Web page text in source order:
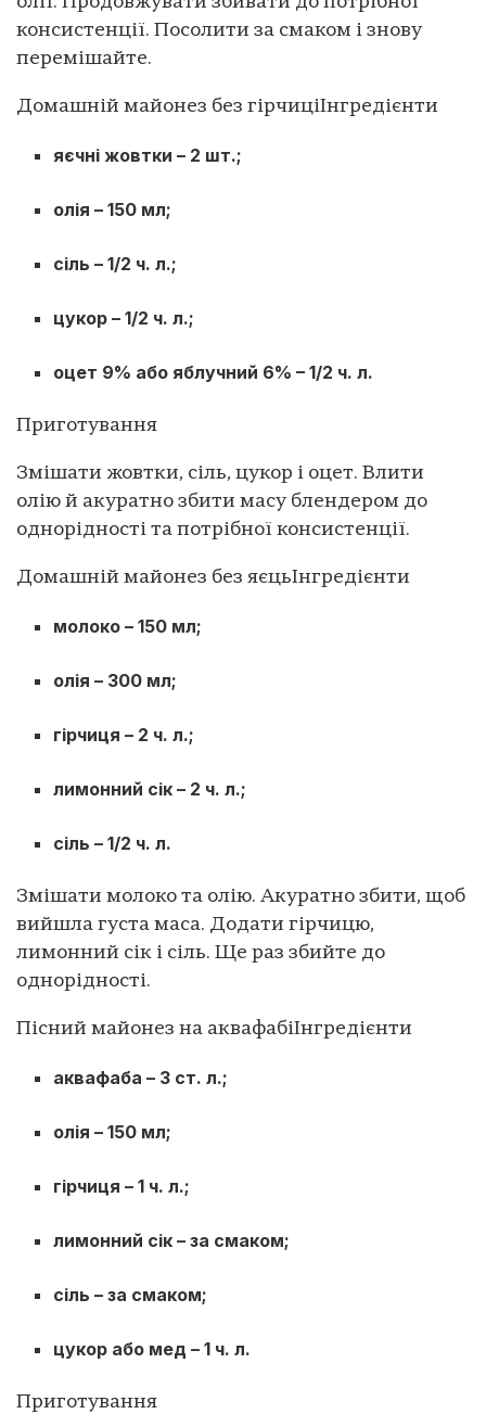
консистенції. Посолити за смаком і знову
перемішайте.
Домашній майонез без гірчиціІнгредієнти
яєчні жовтки – 2 шт.;
олія – 150 мл;
сіль – 1/2 ч. л.;
цукор – 1/2 ч. л.;
оцет 9% або яблучний 6% – 1/2 ч. л.
Приготування
Змішати жовтки, сіль, цукор і оцет. Влити
олію й акуратно збити масу блендером до
однорідності та потрібної консистенції.
Домашній майонез без яєцьІнгредієнти
молоко – 150 мл;
олія – 300 мл;
гірчиця – 2 ч. л.;
лимонний сік – 2 ч. л.;
сіль – 1/2 ч. л.
Змішати молоко та олію. Акуратно збити, щоб
вийшла густа маса. Додати гірчицю,
лимонний сік і сіль. Ще раз збийте до
однорідності.
Пісний майонез на аквафабіІнгредієнти
аквафаба – 3 ст. л.;
олія – 150 мл;
гірчиця – 1 ч. л.;
лимонний сік – за смаком;
сіль – за смаком;
цукор або мед – 1 ч. л.
Приготування